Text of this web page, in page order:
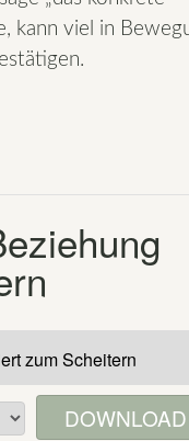
kann viel in
DOWNLOAD